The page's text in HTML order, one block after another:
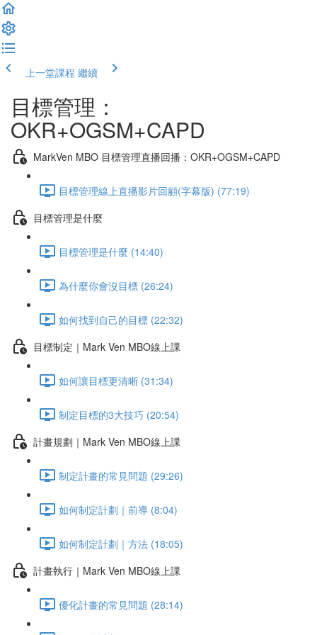
上一堂課程 繼續
目標管理：
OKR+OGSM+CAPD
MarkVen MBO 目標管理直播回播：OKR+OGSM+CAPD
目標管理線上直播影片回顧(字幕版) (77:19)
目標管理是什麼
目標管理是什麼 (14:40)
為什麼你會沒目標 (26:24)
如何找到自己的目標 (22:32)
目標制定｜Mark Ven MBO線上課
如何讓目標更清晰 (31:34)
制定目標的3大技巧 (20:54)
計畫規劃｜Mark Ven MBO線上課
制定計畫的常見問題 (29:26)
如何制定計劃｜前導 (8:04)
如何制定計劃｜方法 (18:05)
計畫執行｜Mark Ven MBO線上課
優化計畫的常見問題 (28:14)